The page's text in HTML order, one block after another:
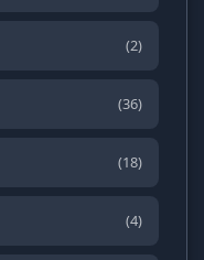
(2)
(36)
(18)
(4)